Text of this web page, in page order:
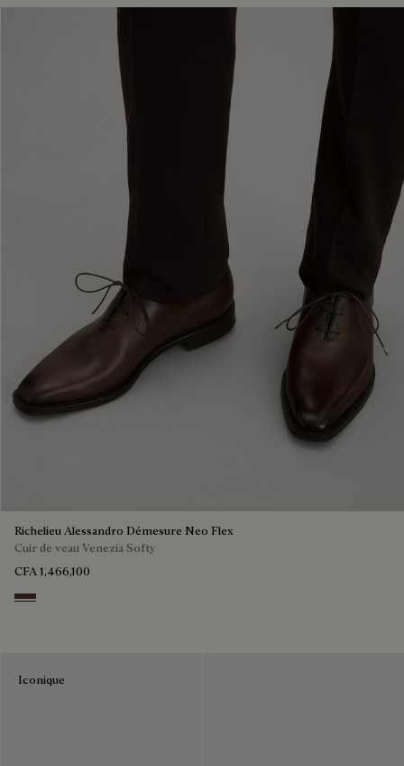
Richelieu Alessandro Démesure Neo Flex
Cuir de veau Venezia Softy
CFA 1,466,100
Soft Brown
Iconique